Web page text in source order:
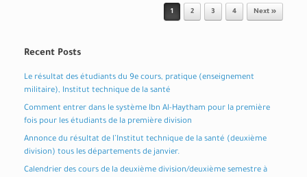
1 2 3 4 Next »
Recent Posts
Le résultat des étudiants du 9e cours, pratique (enseignement
militaire), Institut technique de la santé
Comment entrer dans le système Ibn Al-Haytham pour la première
fois pour les étudiants de la première division
Annonce du résultat de l’Institut technique de la santé (deuxième
division) tous les départements de janvier.
Calendrier des cours de la deuxième division/deuxième semestre à